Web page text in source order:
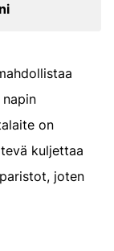
on
kuljettaa
joten